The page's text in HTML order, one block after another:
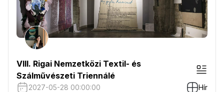
VIII. Rigai Nemzetközi Textil- és
Szálművészeti Triennálé
2027-05-28 00:00:00 Hír